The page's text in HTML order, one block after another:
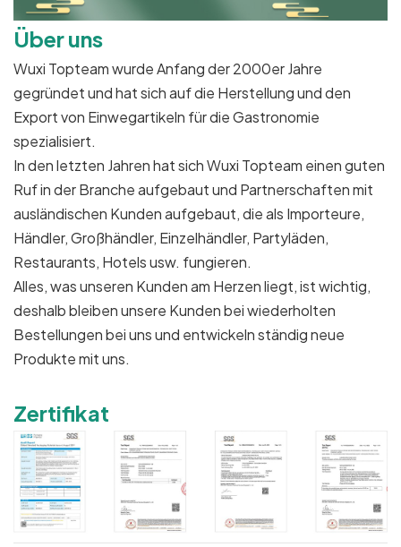
Über uns
Wuxi Topteam wurde Anfang der 2000er Jahre
gegründet und hat sich auf die Herstellung und den
Export von Einwegartikeln für die Gastronomie
spezialisiert.
In den letzten Jahren hat sich Wuxi Topteam einen guten
Ruf in der Branche aufgebaut und Partnerschaften mit
ausländischen Kunden aufgebaut, die als Importeure,
Händler, Großhändler, Einzelhändler, Partyläden,
Restaurants, Hotels usw. fungieren.
Alles, was unseren Kunden am Herzen liegt, ist wichtig,
deshalb bleiben unsere Kunden bei wiederholten
Bestellungen bei uns und entwickeln ständig neue
Produkte mit uns.
Zertifikat